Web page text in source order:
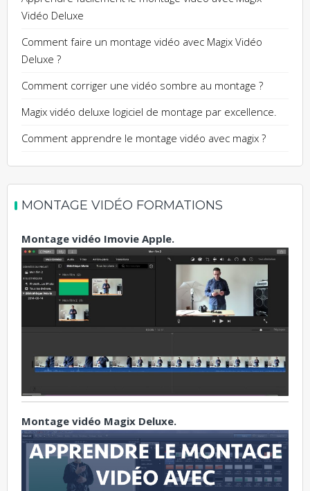
Vidéo Deluxe
Comment faire un montage vidéo avec Magix Vidéo
Deluxe ?
Comment corriger une vidéo sombre au montage ?
Magix vidéo deluxe logiciel de montage par excellence.
Comment apprendre le montage vidéo avec magix ?
MONTAGE VIDÉO FORMATIONS
Montage vidéo Imovie Apple.
Montage vidéo Magix Deluxe.